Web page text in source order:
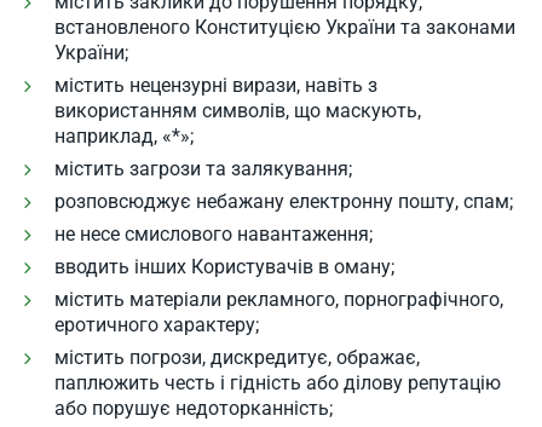
встановленого Конституцією України та законами
України;
містить нецензурні вирази, навіть з
використанням символів, що маскують,
наприклад, «*»;
містить загрози та залякування;
розповсюджує небажану електронну пошту, спам;
не несе смислового навантаження;
вводить інших Користувачів в оману;
містить матеріали рекламного, порнографічного,
еротичного характеру;
містить погрози, дискредитує, ображає,
паплюжить честь і гідність або ділову репутацію
або порушує недоторканність;